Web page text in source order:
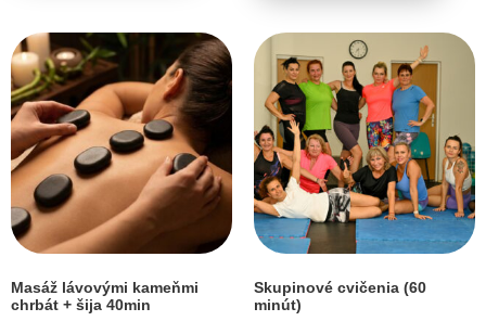
Masáž lávovými kameňmi
chrbát + šija 40min
Skupinové cvičenia (60
minút)